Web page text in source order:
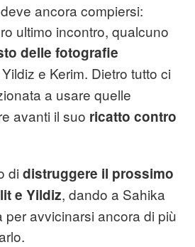
ancora compiersi:
ultimo incontro, qualcuno
delle fotografie
e Kerim. Dietro tutto ci
a usare quelle
avanti il suo ricatto contro
di distruggere il prossimo
e Yildiz, dando a Sahika
per avvicinarsi ancora di più